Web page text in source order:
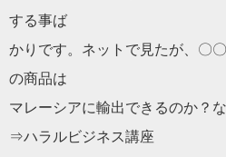
する事ば
かりです。ネットで見たが、〇
の商品は
マレーシアに輸出できるのか？
⇒ハラルビジネス講座